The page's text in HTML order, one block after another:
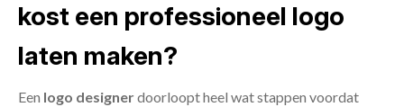
kost een professioneel logo
laten maken?
Een logo designerdoorloopt heel wat stappen voordat